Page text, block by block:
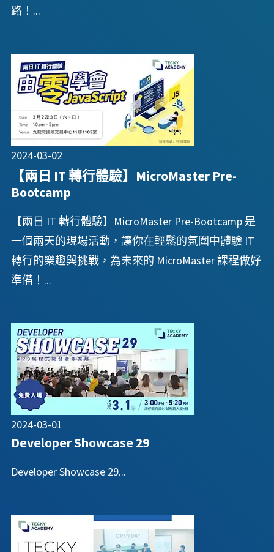
路！...
【兩日 IT 轉行體驗】MicroMaster Pre-
Bootcamp
2024-03-02
【兩日 IT 轉行體驗】MicroMaster Pre-Bootcamp 是
一個兩天的現場活動，讓你在輕鬆的氛圍中體驗 IT
轉行的樂趣與挑戰，為未來的 MicroMaster 課程做好
準備！...
Developer Showcase 29
2024-03-01
Developer Showcase 29...